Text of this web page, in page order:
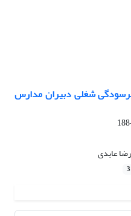
شغلی دبیران مدارس
عابدی